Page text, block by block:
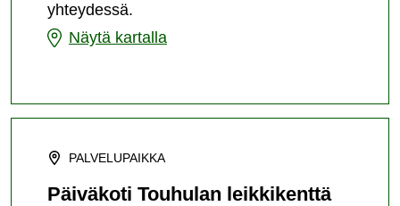
yhteydessä.
Näytä kartalla
Alinanniemen
PALVELUPAIKKA
Päiväkoti Touhulan leikkikenttä